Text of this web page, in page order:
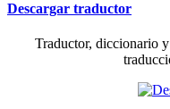
Descargar traductor
Traductor, diccionario